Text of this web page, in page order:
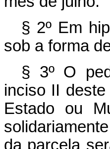
§ 2º Em
sob a forma
§ 3º O
inciso II
Estado ou
da parcela